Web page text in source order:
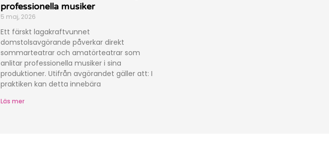
professionella musiker
5 maj, 2026
Ett färskt lagakraftvunnet
domstolsavgörande påverkar direkt
sommarteatrar och amatörteatrar som
anlitar professionella musiker i sina
produktioner. Utifrån avgörandet gäller att: I
praktiken kan detta innebära
Läs mer